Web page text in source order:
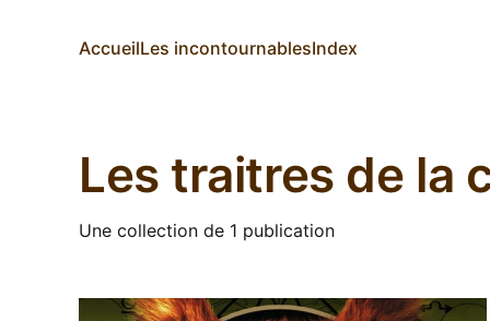
AccueilLes incontournablesIndex
Les traitres de la
Une collection de 1 publication